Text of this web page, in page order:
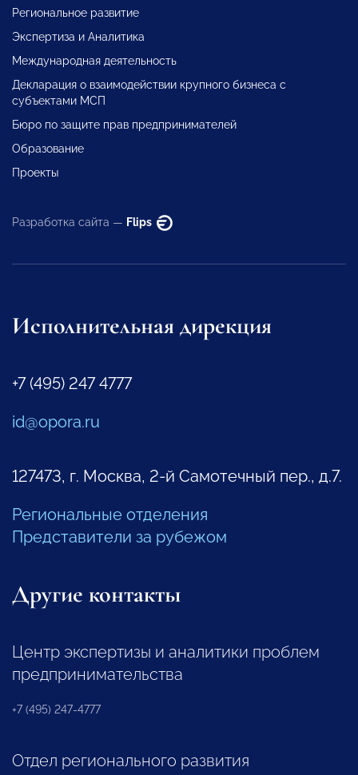
Региональное развитие
Экспертиза и Аналитика
Международная деятельность
Декларация о взаимодействии крупного бизнеса с
субъектами МСП
Бюро по защите прав предпринимателей
Образование
Проекты
Разработка сайта — Flips
Исполнительная дирекция
+7 (495) 247 4777
id@opora.ru
127473, г. Москва, 2-й Самотечный пер., д.7.
Региональные отделения
Представители за рубежом
Другие контакты
Центр экспертизы и аналитики проблем
предпринимательства
+7 (495) 247-4777
Отдел регионального развития